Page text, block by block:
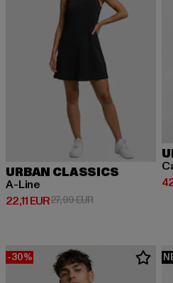
URBAN CLASSICS
A-Line
22,11 EUR
Derzeitiger Preis: 22,11 EUR
27,99 EURAktionspreis: 27,99
-30%